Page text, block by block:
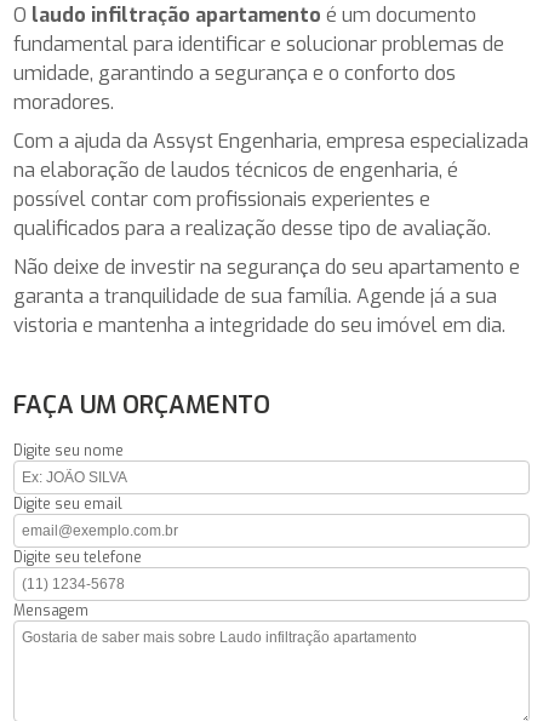
O laudo infiltração apartamento é um documento
fundamental para identificar e solucionar problemas de
umidade, garantindo a segurança e o conforto dos
moradores.
Com a ajuda da Assyst Engenharia, empresa especializada
na elaboração de laudos técnicos de engenharia, é
possível contar com profissionais experientes e
qualificados para a realização desse tipo de avaliação.
Não deixe de investir na segurança do seu apartamento e
garanta a tranquilidade de sua família. Agende já a sua
vistoria e mantenha a integridade do seu imóvel em dia.
FAÇA UM ORÇAMENTO
Digite seu nome
Digite seu email
Digite seu telefone
Mensagem